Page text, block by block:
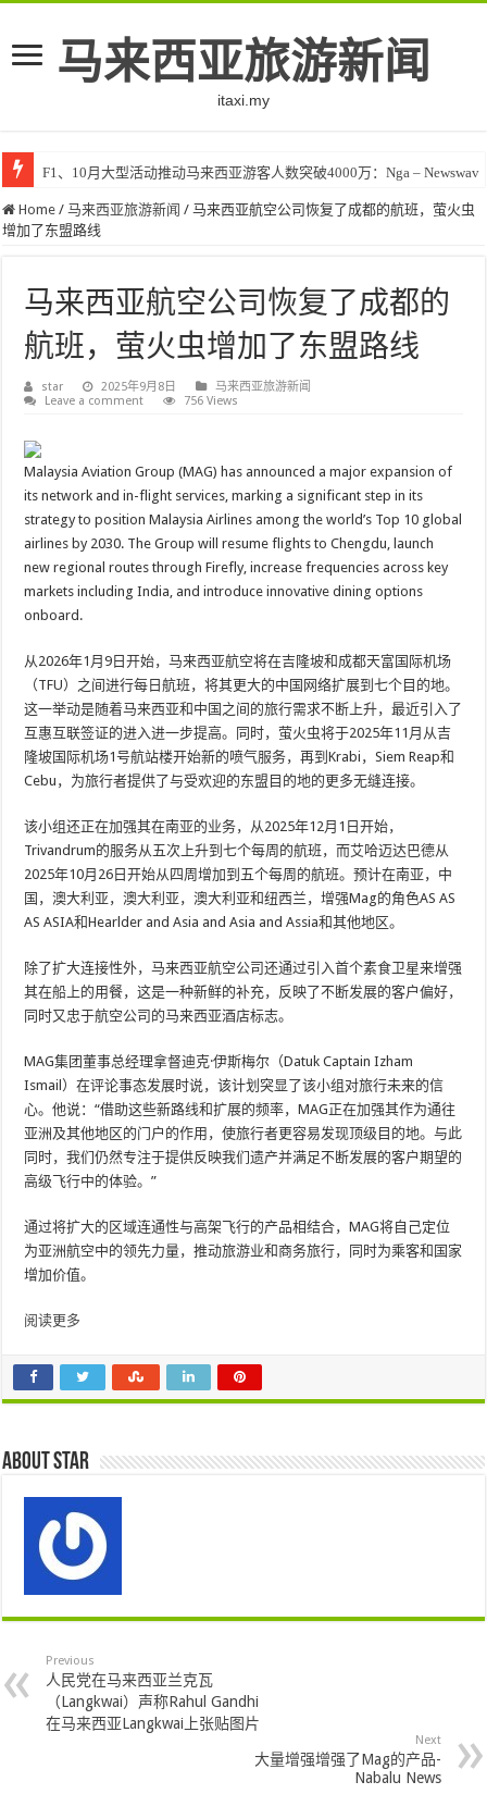
马来西亚旅游新闻
itaxi.my
F1、10月大型活动推动马来西亚游客人数突破4000万：Nga – Newswav
Home / 马来西亚旅游新闻 / 马来西亚航空公司恢复了成都的航班，萤火虫
增加了东盟路线
马来西亚航空公司恢复了成都的
航班，萤火虫增加了东盟路线
star 2025年9月8日
马来西亚旅游新闻
Leave a comment
756 Views
Malaysia Aviation Group (MAG) has announced a major expansion of
its network and in-flight services, marking a significant step in its
strategy to position Malaysia Airlines among the world’s Top 10 global
airlines by 2030. The Group will resume flights to Chengdu, launch
new regional routes through Firefly, increase frequencies across key
markets including India, and introduce innovative dining options
onboard.
从2026年1月9日开始，马来西亚航空将在吉隆坡和成都天富国际机场
（TFU）之间进行每日航班，将其更大的中国网络扩展到七个目的地。
这一举动是随着马来西亚和中国之间的旅行需求不断上升，最近引入了
互惠互联签证的进入进一步提高。同时，萤火虫将于2025年11月从吉
隆坡国际机场1号航站楼开始新的喷气服务，再到Krabi，Siem Reap和
Cebu，为旅行者提供了与受欢迎的东盟目的地的更多无缝连接。
该小组还正在加强其在南亚的业务，从2025年12月1日开始，
Trivandrum的服务从五次上升到七个每周的航班，而艾哈迈达巴德从
2025年10月26日开始从四周增加到五个每周的航班。预计在南亚，中
国，澳大利亚，澳大利亚，澳大利亚和纽西兰，增强Mag的角色AS AS
AS ASIA和Hearlder and Asia and Asia and Assia和其他地区。
除了扩大连接性外，马来西亚航空公司还通过引入首个素食卫星来增强
其在船上的用餐，这是一种新鲜的补充，反映了不断发展的客户偏好，
同时又忠于航空公司的马来西亚酒店标志。
MAG集团董事总经理拿督迪克·伊斯梅尔（Datuk Captain Izham
Ismail）在评论事态发展时说，该计划突显了该小组对旅行未来的信
心。他说：“借助这些新路线和扩展的频率，MAG正在加强其作为通往
亚洲及其他地区的门户的作用，使旅行者更容易发现顶级目的地。与此
同时，我们仍然专注于提供反映我们遗产并满足不断发展的客户期望的
高级飞行中的体验。”
通过将扩大的区域连通性与高架飞行的产品相结合，MAG将自己定位
为亚洲航空中的领先力量，推动旅游业和商务旅行，同时为乘客和国家
增加价值。
阅读更多
About star
Previous
人民党在马来西亚兰克瓦
（Langkwai）声称Rahul Gandhi
在马来西亚Langkwai上张贴图片
Next
大量增强增强了Mag的产品-
Nabalu News